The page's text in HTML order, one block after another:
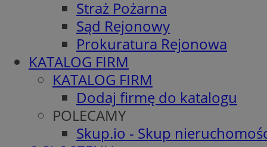
Straż Pożarna
Sąd Rejonowy
Prokuratura Rejonowa
KATALOG FIRM
KATALOG FIRM
Dodaj firmę do katalogu
POLECAMY
Skup.io - Skup